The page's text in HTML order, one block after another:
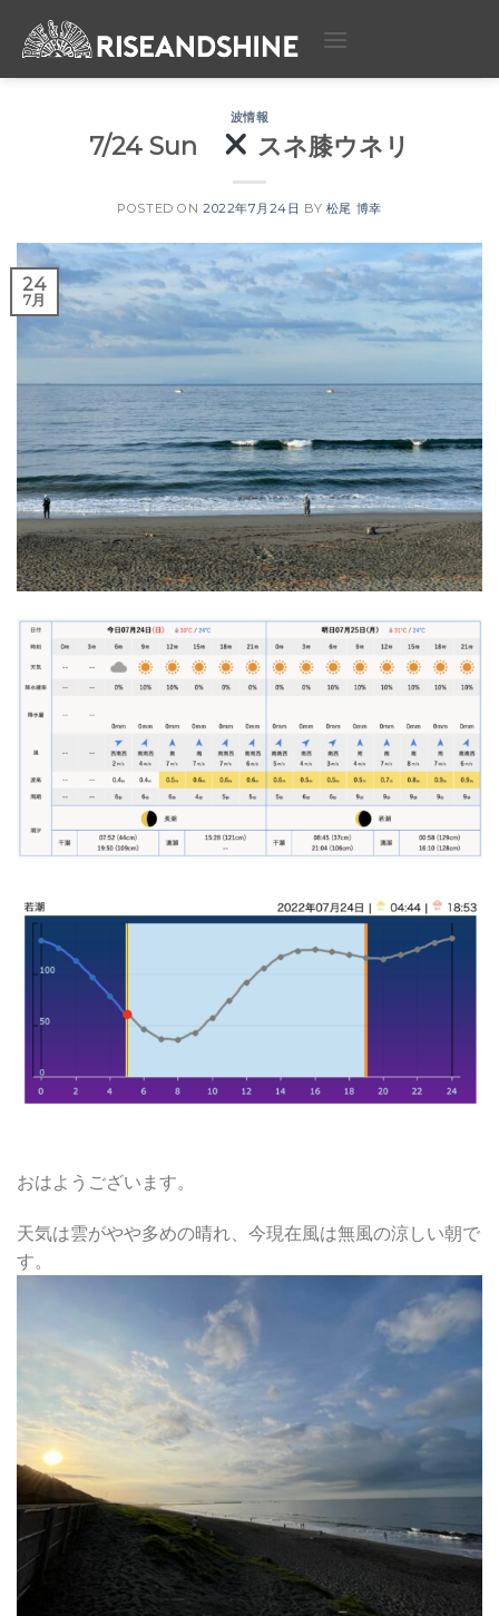
波情報
7/24 Sun スネ膝ウネリ
POSTED ON 2022年7月24日 BY 松尾 博幸
24
7月
おはようございます。
天気は雲がやや多めの晴れ、今現在風は無風の涼しい朝で
す。